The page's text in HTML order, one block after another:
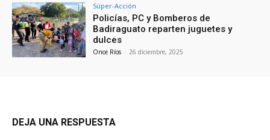
Súper-Acción
Policías, PC y Bomberos de
Badiraguato reparten juguetes y
dulces
Once Ríos - 26 diciembre, 2025
DEJA UNA RESPUESTA